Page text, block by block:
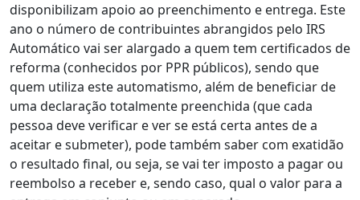
disponibilizam apoio ao preenchimento e entrega. Este
ano o número de contribuintes abrangidos pelo IRS
Automático vai ser alargado a quem tem certificados de
reforma (conhecidos por PPR públicos), sendo que
quem utiliza este automatismo, além de beneficiar de
uma declaração totalmente preenchida (que cada
pessoa deve verificar e ver se está certa antes de a
aceitar e submeter), pode também saber com exatidão
o resultado final, ou seja, se vai ter imposto a pagar ou
reembolso a receber e, sendo caso, qual o valor para a